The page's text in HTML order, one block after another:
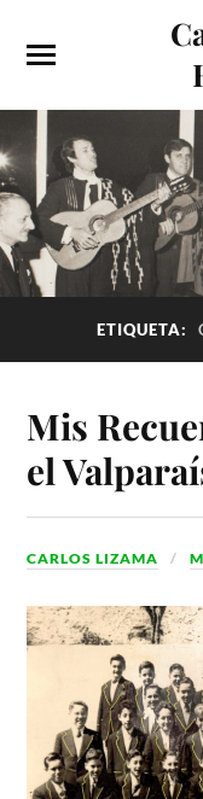
ETIQUETA:
Mis
el
CARLOS LIZAMA